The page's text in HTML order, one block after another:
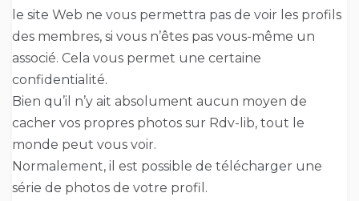
le site Web ne vous permettra pas de voir les profils
des membres, si vous n’êtes pas vous-même un
associé. Cela vous permet une certaine
confidentialité.
Bien qu’il n’y ait absolument aucun moyen de
cacher vos propres photos sur Rdv-lib, tout le
monde peut vous voir.
Normalement, il est possible de télécharger une
série de photos de votre profil.